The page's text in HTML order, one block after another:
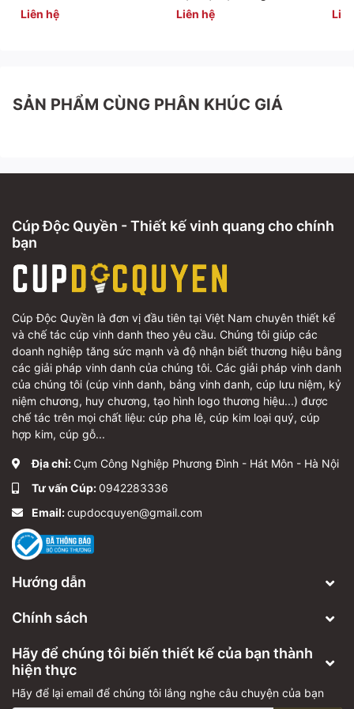
công nhận dành cho thương hiệu và những chiến binh
Thông tin liên hệ
Tư vấn Cúp pha lê:0865679066
Liên hệ
Liên hệ
SẢN PHẨM CÙNG PHÂN KHÚC GIÁ
Cúp Độc Quyền - Thiết kế vinh quang cho chính
bạn
Cúp Độc Quyền là đơn vị đầu tiên tại Việt Nam chuyên thiết kế
và chế tác cúp vinh danh theo yêu cầu. Chúng tôi giúp các
doanh nghiệp tăng sức mạnh và độ nhận biết thương hiệu bằng
các giải pháp vinh danh của chúng tôi. Các giải pháp vinh danh
của chúng tôi (cúp vinh danh, bảng vinh danh, cúp lưu niệm, kỷ
niệm chương, huy chương, tạo hình logo thương hiệu...) được
chế tác trên mọi chất liệu: cúp pha lê, cúp kim loại quý, cúp
hợp kim, cúp gỗ...
Địa chỉ: Cụm Công Nghiệp Phương Đình - Hát Môn - Hà Nội
Tư vấn Cúp:0942283336
Email:cupdocquyen@gmail.com
Hướng dẫn
Chính sách
Hãy để chúng tôi biến thiết kế của bạn thành
hiện thực
Hãy để lại email để chúng tôi lắng nghe câu chuyện của bạn